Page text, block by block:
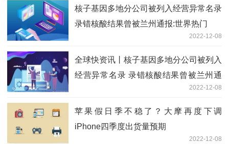
核子基因多地分公司被列入经营异常名录
录错核酸结果曾被兰州通报:世界热门
2022-12-08
全球快资讯丨核子基因多地分公司被列入
经营异常名录 录错核酸结果曾被兰州通
2022-12-08
苹果假日季不稳了？大摩再度下调
iPhone四季度出货量预期
2022-12-08